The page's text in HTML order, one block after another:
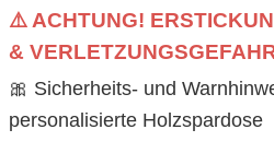
⚠️ ACHTUNG!
&
🎀 Sicherheits- und
personalisierte Holzspardose